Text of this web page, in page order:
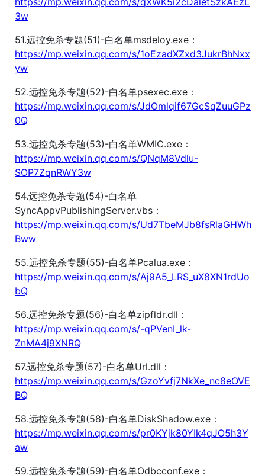
3w
51.远控免杀专题(51)-白名单msdeloy.exe：
https://mp.weixin.qq.com/s/1oEzadXZxd3JukrBhNxx
yw
52.远控免杀专题(52)-白名单psexec.exe：
https://mp.weixin.qq.com/s/JdOmlqif67GcSqZuuGPz
0Q
53.远控免杀专题(53)-白名单WMIC.exe：
https://mp.weixin.qq.com/s/QNqM8Vdlu-
SOP7ZqnRWY3w
54.远控免杀专题(54)-白名单
SyncAppvPublishingServer.vbs：
https://mp.weixin.qq.com/s/Ud7TbeMJb8fsRlaGHWh
Bww
55.远控免杀专题(55)-白名单Pcalua.exe：
https://mp.weixin.qq.com/s/Aj9A5_LRS_uX8XN1rdUo
bQ
56.远控免杀专题(56)-白名单zipfldr.dll：
https://mp.weixin.qq.com/s/-qPVenI_lk-
ZnMA4j9XNRQ
57.远控免杀专题(57)-白名单Url.dll：
https://mp.weixin.qq.com/s/GzoYvfj7NkXe_nc8eOVE
BQ
58.远控免杀专题(58)-白名单DiskShadow.exe：
https://mp.weixin.qq.com/s/pr0KYjk80YIk4qJO5h3Y
aw
59.远控免杀专题(59)-白名单Odbcconf.exe：